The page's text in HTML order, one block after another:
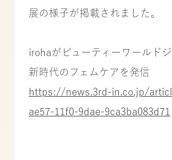
展の様子が掲載されました。
irohaがビューティーワールド
新時代のフェムケアを発信
https://news.3rd-in.co.jp/
ae57-11f0-9dae-9ca3ba083d71